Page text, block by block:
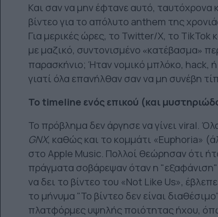
Και σαν να μην έφτανε αυτό,
βίντεο για το απόλυτο anthem της
Για μερικές ώρες, το Twitter/X, το
με μαζικό, συντονισμένο «κατέβασμα»
παρασκήνιο; Ήταν νομικό μπλόκο, hack,
γιατί όλα επανήλθαν σαν να μη συνέβη
Το timeline ενός επικού (και
Το πρόβλημα δεν άργησε να γίνει viral.
GNX, καθώς και το κομμάτι «Euphoria»
στο Apple Music. Πολλοί θεώρησαν ότι
πράγματα σοβάρεψαν όταν η
να δει το βίντεο του «Not Like Us»,
το μήνυμα "Το βίντεο δεν είναι
πλατφόρμες υψηλής ποιότητας ήχου,